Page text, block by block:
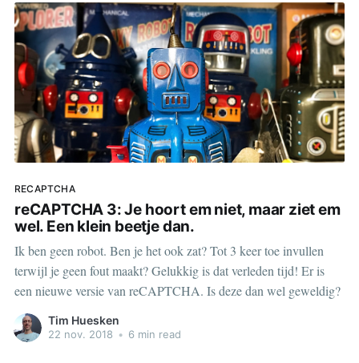
RECAPTCHA
reCAPTCHA 3: Je hoort em niet, maar ziet em
wel. Een klein beetje dan.
Ik ben geen robot. Ben je het ook zat? Tot 3 keer toe invullen
terwijl je geen fout maakt? Gelukkig is dat verleden tijd! Er is
een nieuwe versie van reCAPTCHA. Is deze dan wel geweldig?
Tim Huesken
22 nov. 2018 • 6 min read